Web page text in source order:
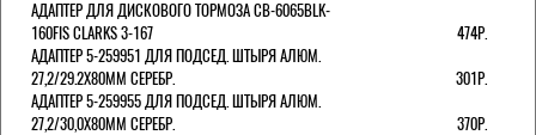
АДАПТЕР ДЛЯ ДИСКОВОГО ТОРМОЗА CB-6065BLK-
160FIS CLARKS 3-167
474Р.
АДАПТЕР 5-259951 ДЛЯ ПОДСЕД. ШТЫРЯ АЛЮМ.
27,2/29.2Х80ММ СЕРЕБР.
301Р.
АДАПТЕР 5-259955 ДЛЯ ПОДСЕД. ШТЫРЯ АЛЮМ.
27,2/30,0Х80ММ СЕРЕБР.
370Р.